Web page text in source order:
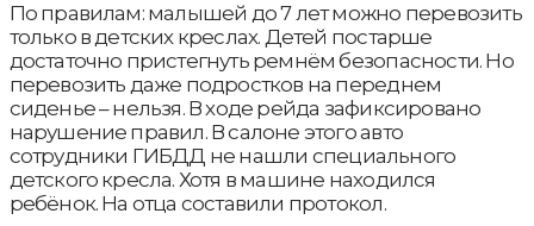
По правилам: малышей до 7 лет можно перевозить
только в детских креслах. Детей постарше
достаточно пристегнуть ремнём безопасности. Но
перевозить даже подростков на переднем
сиденье – нельзя. В ходе рейда зафиксировано
нарушение правил. В салоне этого авто
сотрудники ГИБДД не нашли специального
детского кресла. Хотя в машине находился
ребёнок. На отца составили протокол.